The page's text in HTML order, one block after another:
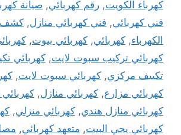
كهرباء الكويت, رقم كهربائي, صيانة
فني كهربائي, فني كهربائي منازل, كشف
الكهرباء, كهربائي, كهربائي بيوت,
كهربائي تركيب سبوت لايت, كهربائي
تكييف مركزي, كهربائي سبوت لايت,
كهربائي مزارع, كهربائي منازل,
كهربائي منازل هندي, كهربائي منزلي,
كهربائي يجي البيت, متعهد كهربائي,